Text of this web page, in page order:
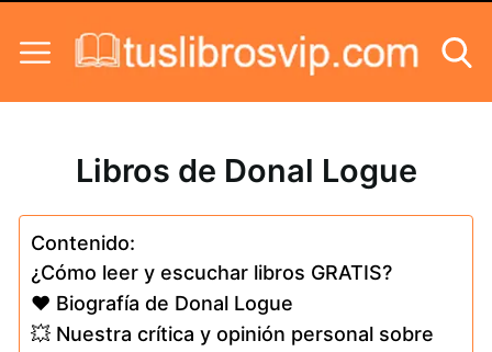
Libros de Donal Logue
Contenido:
¿Cómo leer y escuchar libros GRATIS?
❤️ Biografía de Donal Logue
💥 Nuestra crítica y opinión personal sobre